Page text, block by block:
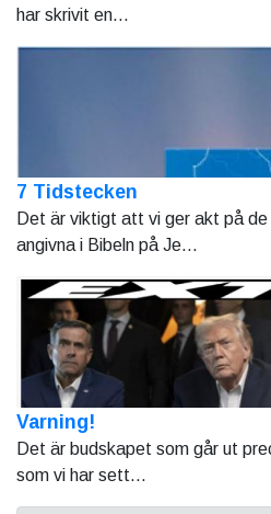
har skrivit en...
7 Tidstecken
Det är viktigt att vi ger akt på
angivna i Bibeln på Je...
Varning!
Det är budskapet som går ut
som vi har sett...